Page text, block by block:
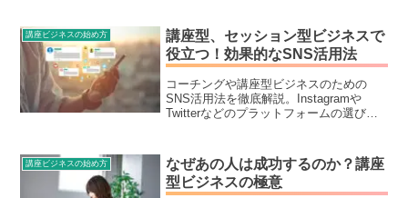
ご紹介します。
講座ビジネスの始め方
講座型、セッション型ビジネスで
役立つ！効果的なSNS活用法
コーチングや講座型ビジネスのための
SNS活用法を徹底解説。Instagramや
Twitterなどのプラットフォームの選び方
心者にもわかりやすく紹介します。
講座ビジネスの始め方
なぜあの人は成功するのか？講座
型ビジネスの極意